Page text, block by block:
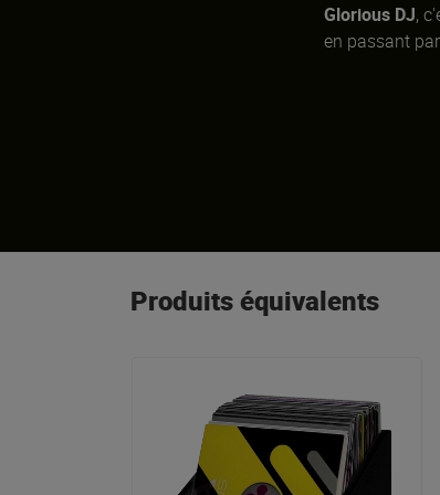
Glorious DJ,
en passant
Produits équivalents